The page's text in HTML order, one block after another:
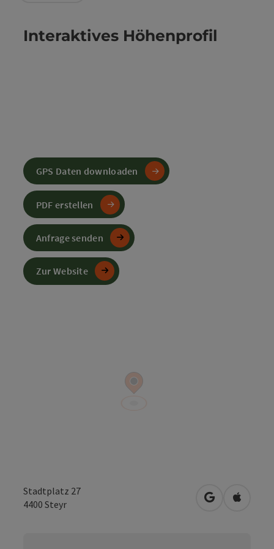
Stadtplatz 27
4400 Steyr in Google
in
Interaktives Höhenprofil
GPS Daten downloaden
PDF erstellen
Anfrage senden
Zur Website